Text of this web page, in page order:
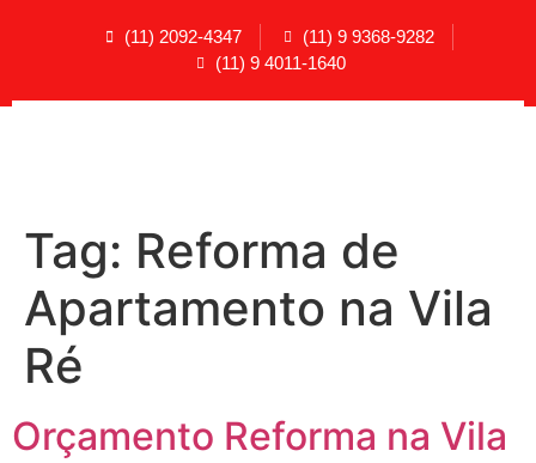
(11) 2092-4347
(11) 9 9368-9282
(11) 9 4011-1640
Tag: Reforma de
Apartamento na Vila
Ré
Orçamento Reforma na Vila